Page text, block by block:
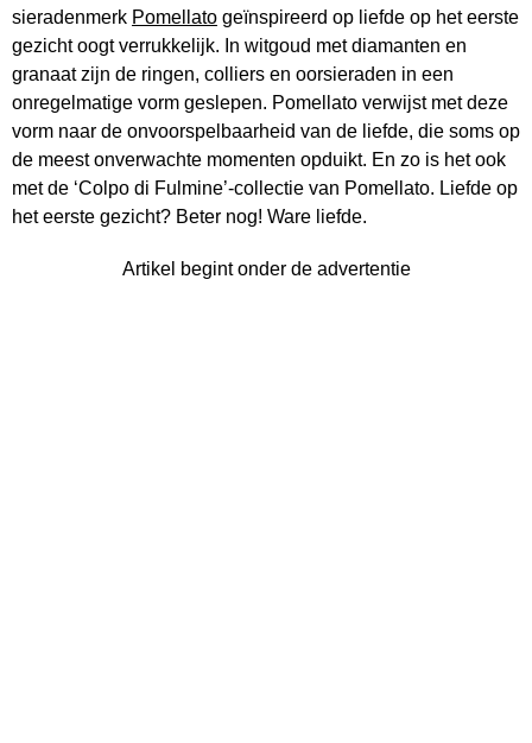
sieradenmerk Pomellato geïnspireerd op liefde op het eerste
gezicht oogt verrukkelijk. In witgoud met diamanten en
granaat zijn de ringen, colliers en oorsieraden in een
onregelmatige vorm geslepen. Pomellato verwijst met deze
vorm naar de onvoorspelbaarheid van de liefde, die soms op
de meest onverwachte momenten opduikt. En zo is het ook
met de ‘Colpo di Fulmine’-collectie van Pomellato. Liefde op
het eerste gezicht? Beter nog! Ware liefde.
Artikel begint onder de advertentie